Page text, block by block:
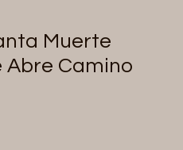
Muerte
Abre Camino